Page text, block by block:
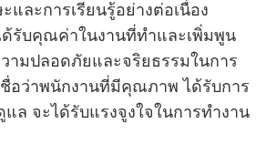
และการเรียนรู้อย่างต่อเนื่อง
ด้รับคุณค่าในงานที่ทำและเพิ่มพูน
ามปลอดภัยและจริยธรรมในการ
ชื่อว่าพนักงานที่มีคุณภาพ ได้รับการ
ล จะได้รับแรงจูงใจในการทำงาน